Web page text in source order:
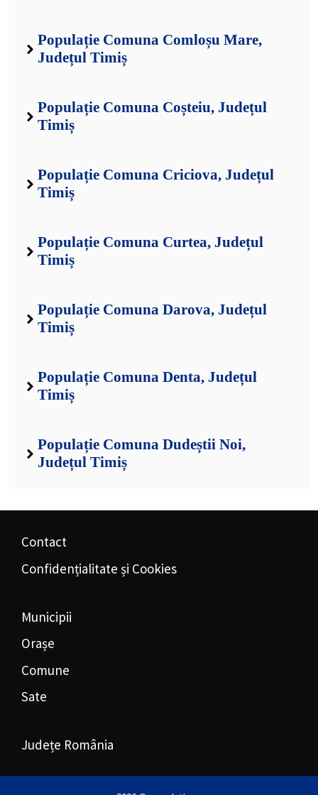
Populație Comuna Comloșu Mare,
Județul Timiș
Populație Comuna Coșteiu, Județul
Timiș
Populație Comuna Criciova, Județul
Timiș
Populație Comuna Curtea, Județul
Timiș
Populație Comuna Darova, Județul
Timiș
Populație Comuna Denta, Județul
Timiș
Populație Comuna Dudeștii Noi,
Județul Timiș
Contact
Confidențialitate și Cookies
Municipii
Orașe
Comune
Sate
Județe România